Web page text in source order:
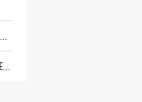
"ОЧЕНЬ ПЛОХИЕ НОВОСТИ": БОЛЬШАЯ ОШИБКА PALANTIR В РОССИИ. СТРАНЫ НАТО ВПЕРВЫЕ ЗА СВО ОСТАНОВИЛИ ПОСТАВКИ ОРУЖИЯ. ВСУ ТЕРЯЮТ ПРИГРАНИЧЬЕ?
ТРИ ГЛАВНЫХ ИНСАЙДА ОБ СВО. ОТМЕНА МОБИЛИЗАЦИИ И ВОЗВРАЩЕНИЕ "ГЕНЕРАЛА АРМАГЕДДОНА"? ОТЛИЧНЫЕ НОВОСТИ, КОТОРЫЕ ЖДАЛИ ВСЕ